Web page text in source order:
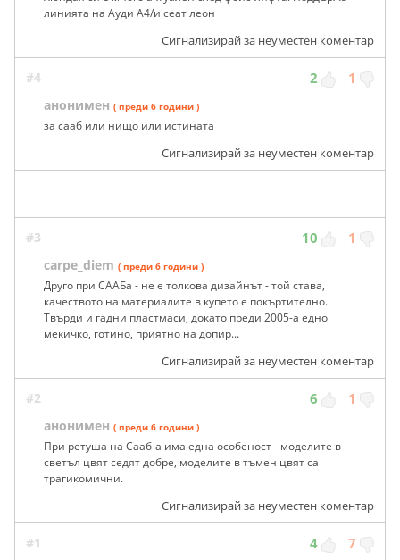
линията на Ауди А4/и сеат леон
Сигнализирай за неуместен коментар
#4 2 1
анонимен ( преди 6 години )
за сааб или нищо или истината
Сигнализирай за неуместен коментар
#3 10 1
carpe_diem ( преди 6 години )
Друго при СААБа - не е толкова дизайнът - той става,
качеството на материалите в купето е покъртително.
Твърди и гадни пластмаси, докато преди 2005-а едно
мекичко, готино, приятно на допир...
Сигнализирай за неуместен коментар
#2 6 1
анонимен ( преди 6 години )
При ретуша на Сааб-а има една особеност - моделите в
светъл цвят седят добре, моделите в тъмен цвят са
трагикомични.
Сигнализирай за неуместен коментар
#1 4 7